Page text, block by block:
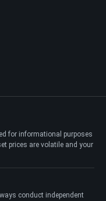
for informational purposes
prices are volatile and your
conduct independent